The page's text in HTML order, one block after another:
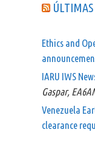
Ethics and
IARU IWS
Gaspar,
Venezuela
clearance